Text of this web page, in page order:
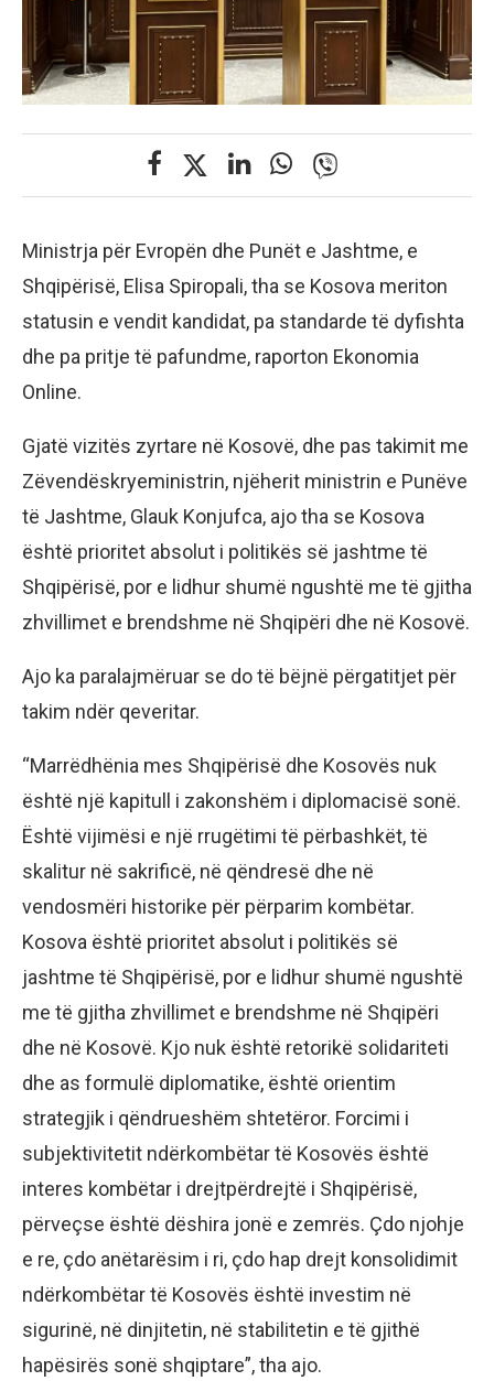
Ministrja për Evropën dhe Punët e Jashtme, e
Shqipërisë, Elisa Spiropali, tha se Kosova meriton
statusin e vendit kandidat, pa standarde të dyfishta
dhe pa pritje të pafundme, raporton Ekonomia
Online.
Gjatë vizitës zyrtare në Kosovë, dhe pas takimit me
Zëvendëskryeministrin, njëherit ministrin e Punëve
të Jashtme, Glauk Konjufca, ajo tha se Kosova
është prioritet absolut i politikës së jashtme të
Shqipërisë, por e lidhur shumë ngushtë me të gjitha
zhvillimet e brendshme në Shqipëri dhe në Kosovë.
Ajo ka paralajmëruar se do të bëjnë përgatitjet për
takim ndër qeveritar.
“Marrëdhënia mes Shqipërisë dhe Kosovës nuk
është një kapitull i zakonshëm i diplomacisë sonë.
Është vijimësi e një rrugëtimi të përbashkët, të
skalitur në sakrificë, në qëndresë dhe në
vendosmëri historike për përparim kombëtar.
Kosova është prioritet absolut i politikës së
jashtme të Shqipërisë, por e lidhur shumë ngushtë
me të gjitha zhvillimet e brendshme në Shqipëri
dhe në Kosovë. Kjo nuk është retorikë solidariteti
dhe as formulë diplomatike, është orientim
strategjik i qëndrueshëm shtetëror. Forcimi i
subjektivitetit ndërkombëtar të Kosovës është
interes kombëtar i drejtpërdrejtë i Shqipërisë,
përveçse është dëshira jonë e zemrës. Çdo njohje
e re, çdo anëtarësim i ri, çdo hap drejt konsolidimit
ndërkombëtar të Kosovës është investim në
sigurinë, në dinjitetin, në stabilitetin e të gjithë
hapësirës sonë shqiptare”, tha ajo.